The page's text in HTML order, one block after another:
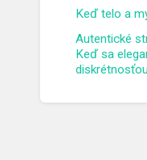
Keď telo a
Autentické
Keď sa
diskrétnosťou